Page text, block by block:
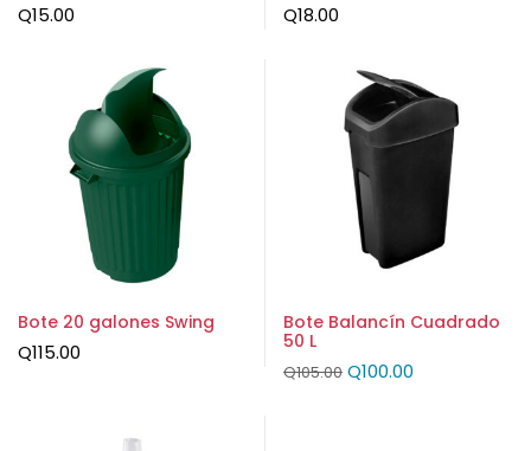
Q15.00 Q18.00
Bote 20 galones Swing
Q115.00
Bote Balancín Cuadrado
50 L
Q105.00 Q100.00